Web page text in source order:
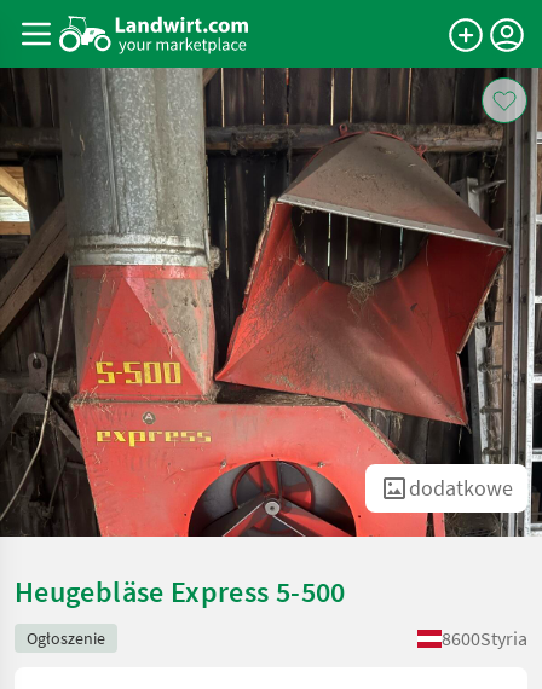
dodatkowe
Heugebläse Express 5-500
Ogłoszenie 8600Styria